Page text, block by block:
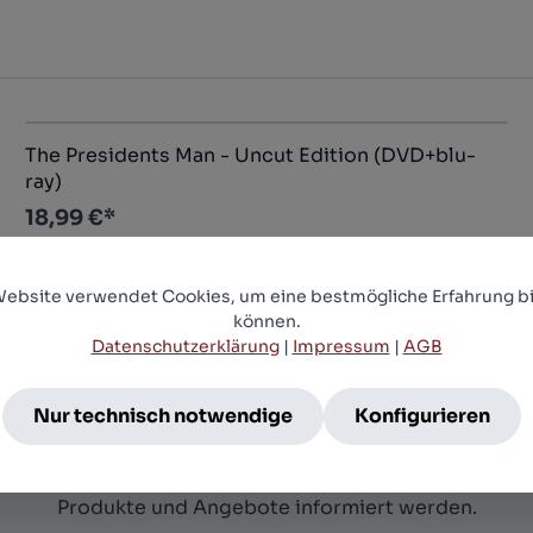
The Presidents Man - Uncut Edition (DVD+blu-
ray)
18,99 €*
Newsletter
Sie jetzt einfach unseren regelmäßig
Produkte und Angebote informiert werden.
verwendet Cookies, um eine bestmögliche Erfahrung
können.
Datenschutzerklärung| Impressum | AGB
Nur technisch notwendige Konfigurieren